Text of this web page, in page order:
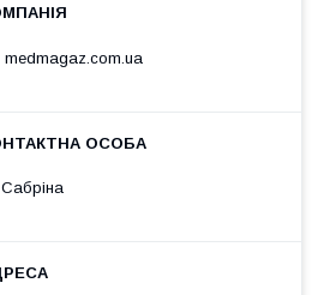
medmagaz.com.ua
Сабріна